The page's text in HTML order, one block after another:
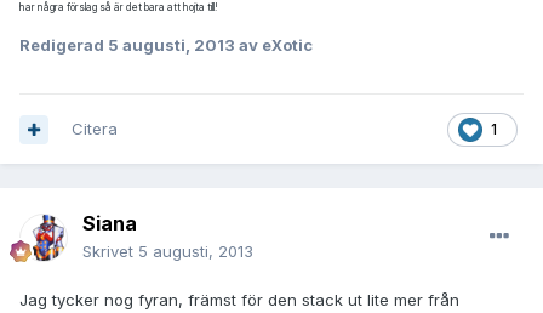
har några förslag så är det bara att hojta till!
Redigerad 5 augusti, 2013 av eXotic
1
Citera
Siana
Skrivet 5 augusti, 2013
Jag tycker nog fyran, främst för den stack ut lite mer från